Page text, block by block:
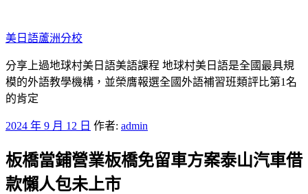
至
主
要
內
容
美日語蘆洲分校
分享上過地球村美日語美語課程 地球村美日語是全國最具規
模的外語教學機構，並榮膺報選全國外語補習班類評比第1名
的肯定
發
於
2024 年 9 月 12 日 作者: admin
板橋當鋪營業板橋免留車方案泰山汽車借
款懶人包未上市